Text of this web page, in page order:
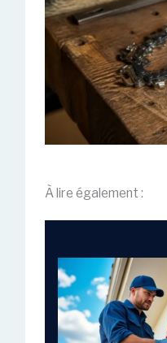
À lire également :